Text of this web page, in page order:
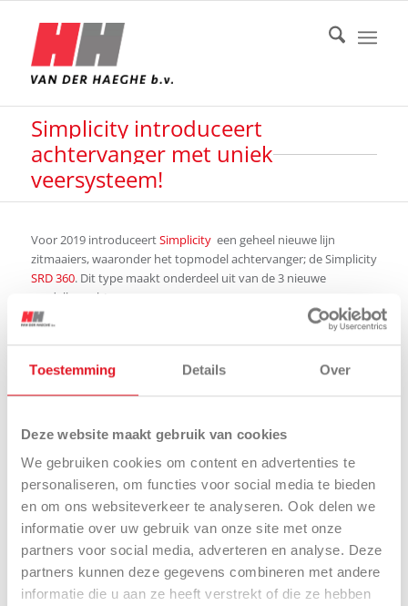
Toestemming Details Over
Deze website maakt gebruik van cookies
We gebruiken cookies om content en advertenties te
personaliseren, om functies voor social media te bieden
en om ons websiteverkeer te analyseren. Ook delen we
informatie over uw gebruik van onze site met onze
partners voor social media, adverteren en analyse. Deze
partners kunnen deze gegevens combineren met andere
informatie die u aan ze heeft verstrekt of die ze hebben
Simplicity introduceert
achtervanger met uniek
veersysteem!
Voor 2019 introduceertSimplicityeen geheel nieuwe lijn
zitmaaiers, waaronder het topmodel achtervanger; de Simplicity
SRD 360. Dit type maakt onderdeel uit van de 3 nieuwe
modellen achtervangers.
De SRD 360 heeft een
voor en
achter. Dit gepatenteerde veersysteem vermindert de
schokken en trillingen met 25% en ontziet daardoor uw rug.
pk Professional Series™8270 V-Twin 2-cilinder motor.
De maaibreedte is 107cm, de inhoud van de grasvangbak
bedraagt maar liefst 350 liter en is eenvoudig te legen.
Verkoopadviesprijs:€ 5.495,-incl. btw.
In combinatie met de luxe open geweven stoel, zorgt dit alles
voor een comfortabele maai-ervaring. Het voelt meer als